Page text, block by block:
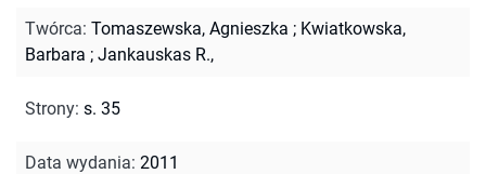
Twórca: Tomaszewska, Agnieszka ; Kwiatkowska,
Barbara ; Jankauskas R.,
Strony: s. 35
Data wydania: 2011